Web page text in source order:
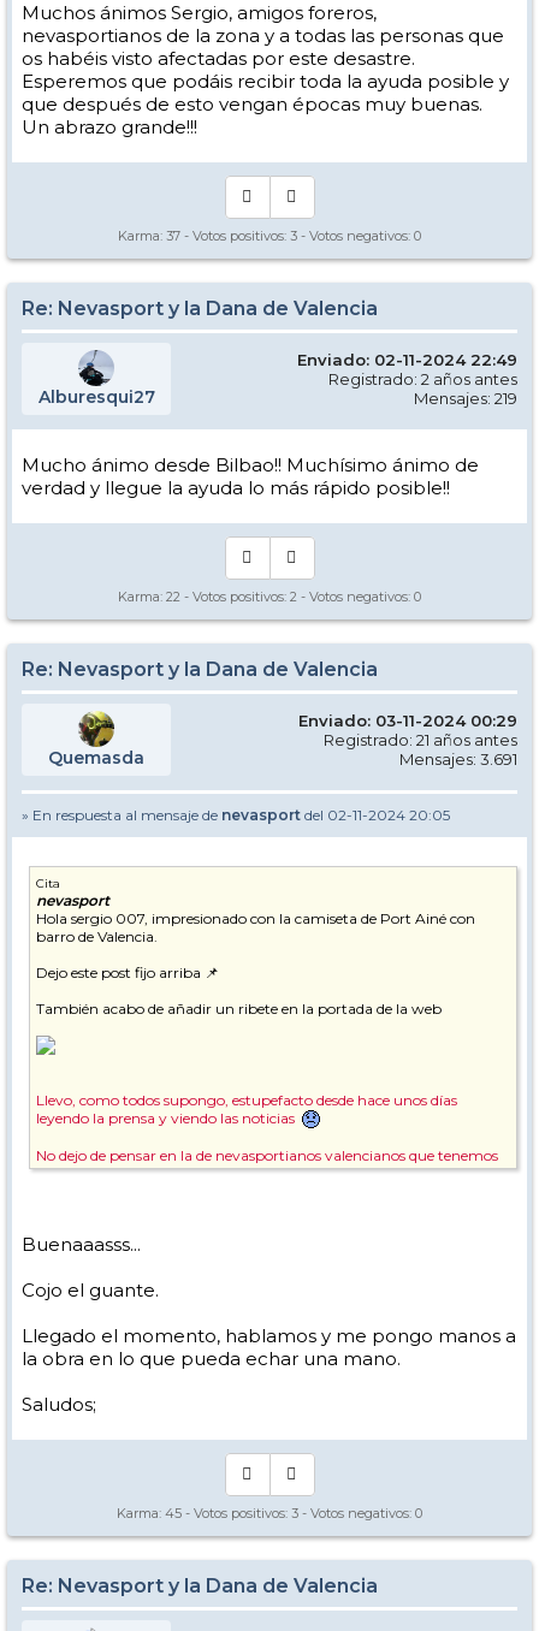
Muchos ánimos Sergio, amigos foreros,
nevasportianos de la zona y a todas las personas que
os habéis visto afectadas por este desastre.
Esperemos que podáis recibir toda la ayuda posible y
que después de esto vengan épocas muy buenas.
Un abrazo grande!!!
Karma: 37 - Votos positivos: 3 - Votos negativos: 0
Re: Nevasport y la Dana de Valencia
Alburesqui27
Enviado: 02-11-2024 22:49
Registrado: 2 años antes
Mensajes: 219
Mucho ánimo desde Bilbao!! Muchísimo ánimo de
verdad y llegue la ayuda lo más rápido posible!!
Karma: 22 - Votos positivos: 2 - Votos negativos: 0
Re: Nevasport y la Dana de Valencia
Quemasda
Enviado: 03-11-2024 00:29
Registrado: 21 años antes
Mensajes: 3.691
» En respuesta al mensaje de nevasport del 02-11-2024 20:05
Cita
nevasport
Hola sergio 007, impresionado con la camiseta de Port Ainé con
barro de Valencia.
Dejo este post fijo arriba 📌
También acabo de añadir un ribete en la portada de la web
Llevo, como todos supongo, estupefacto desde hace unos días
leyendo la prensa y viendo las noticias
No dejo de pensar en la de nevasportianos valencianos que tenemos
aquí y que conozco, rezo por ellos a cada momento, ya me he ido
temporada, me parece una idea excelente.
😘😘
Buenaaasss...
Cojo el guante.
Llegado el momento, hablamos y me pongo manos a
la obra en lo que pueda echar una mano.
Saludos;
Karma: 45 - Votos positivos: 3 - Votos negativos: 0
Re: Nevasport y la Dana de Valencia